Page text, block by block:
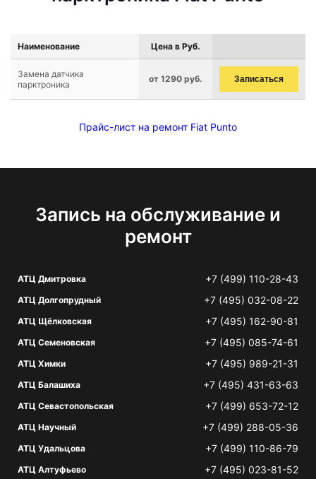
Наименование Цена в Руб.
Замена датчика
парктроника
от 1290 руб. Записаться
Прайс-лист на ремонт Fiat Punto
Запись на обслуживание и
ремонт
АТЦ Дмитровка +7 (499) 110-28-43
АТЦ Долгопрудный +7 (495) 032-08-22
АТЦ Щёлковская +7 (495) 162-90-81
АТЦ Семеновская +7 (495) 085-74-61
АТЦ Химки +7 (495) 989-21-31
АТЦ Балашиха +7 (495) 431-63-63
АТЦ Севастопольская +7 (499) 653-72-12
АТЦ Научный +7 (499) 288-05-36
АТЦ Удальцова +7 (499) 110-86-79
АТЦ Алтуфьево +7 (495) 023-81-52